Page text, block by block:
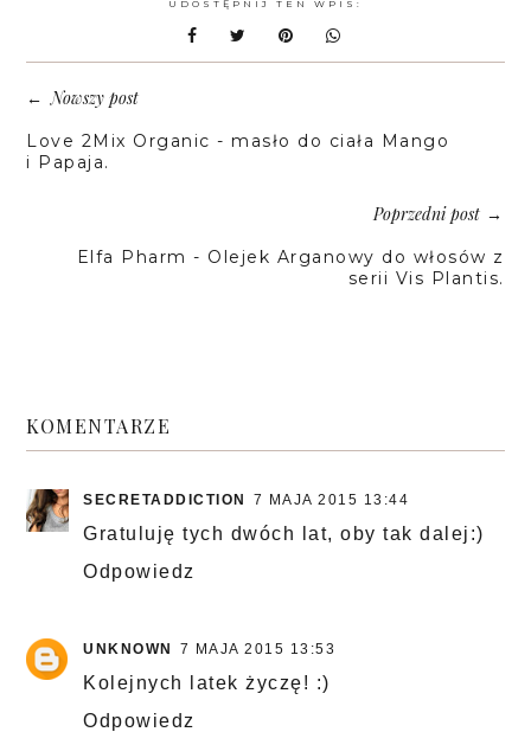
UDOSTĘPNIJ TEN WPIS:
←Nowszy post
Love 2Mix Organic - masło do ciała Mango
i Papaja.
Poprzedni post→
Elfa Pharm - Olejek Arganowy do włosów z
serii Vis Plantis.
KOMENTARZE
SECRETADDICTION 7 MAJA 2015 13:44
Gratuluję tych dwóch lat, oby tak dalej:)
Odpowiedz
UNKNOWN 7 MAJA 2015 13:53
Kolejnych latek życzę! :)
Odpowiedz